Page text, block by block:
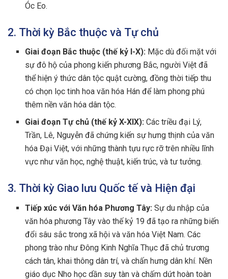
Óc Eo.
2. Thời kỳ Bắc thuộc và Tự chủ
Giai đoạn Bắc thuộc (thế kỷ I-X): Mặc dù đối mặt với
sự đô hộ của phong kiến phương Bắc, người Việt đã
thể hiện ý thức dân tộc quật cường, đồng thời tiếp thu
có chọn lọc tinh hoa văn hóa Hán để làm phong phú
thêm nền văn hóa dân tộc.
Giai đoạn Tự chủ (thế kỷ X-XIX): Các triều đại Lý,
Trần, Lê, Nguyễn đã chứng kiến sự hưng thịnh của văn
hóa Đại Việt, với những thành tựu rực rỡ trên nhiều lĩnh
vực như văn học, nghệ thuật, kiến trúc, và tư tưởng.
3. Thời kỳ Giao lưu Quốc tế và Hiện đại
Tiếp xúc với Văn hóa Phương Tây: Sự du nhập của
văn hóa phương Tây vào thế kỷ 19 đã tạo ra những biến
đổi sâu sắc trong xã hội và văn hóa Việt Nam. Các
phong trào như Đông Kinh Nghĩa Thục đã chủ trương
cách tân, khai thông dân trí, và chấn hưng dân khí. Nền
giáo dục Nho học dần suy tàn và chấm dứt hoàn toàn